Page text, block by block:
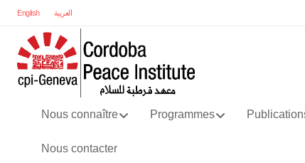
English العربية
Nous connaître Programmes
Nous contacter